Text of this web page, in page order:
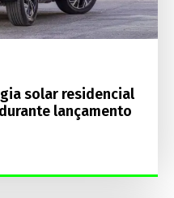
solar residencial
lançamento